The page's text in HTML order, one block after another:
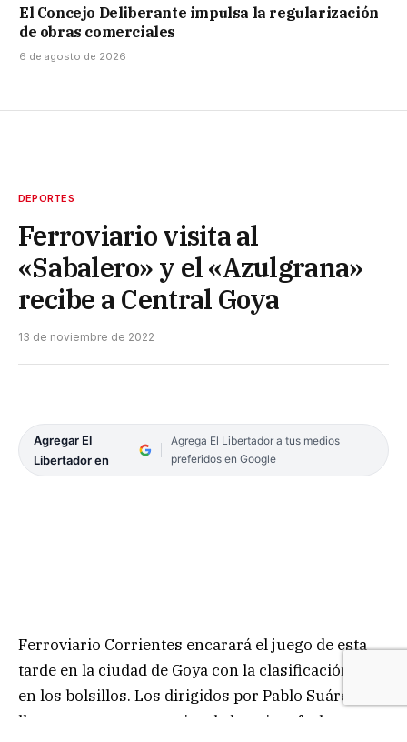
El Concejo Deliberante impulsa la regularización
de obras comerciales
6 de agosto de 2026
DEPORTES
Ferroviario visita al
«Sabalero» y el «Azulgrana»
recibe a Central Goya
13 de noviembre de 2022
Agregar El
Libertador en
Agrega El Libertador a tus medios
preferidos en Google
Ferroviario Corrientes encarará el juego de esta
tarde en la ciudad de Goya con la clasificación casi
en los bolsillos. Los dirigidos por Pablo Suárez
llegan a este compromiso de la quinta fecha,